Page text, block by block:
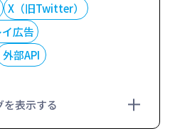
X（旧Twitter）
広告
外部API
表示する